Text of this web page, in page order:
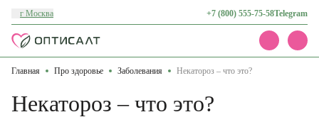
г Москва +7 (800) 555-75-58Telegram
Каталог
Доставка и оплата
Главная Про здоровье Заболевания Некатороз – что это?
Некатороз – что это?